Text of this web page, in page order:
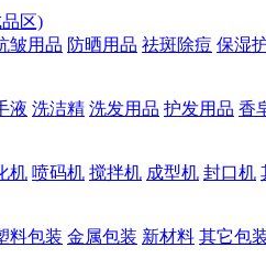
区)
皱用品 防晒用品 祛斑除痘 保湿
液 洗洁精 洗发用品 护发用品 香
机 喷码机 搅拌机 成型机 封口机
料包装 金属包装 新材料 其它包